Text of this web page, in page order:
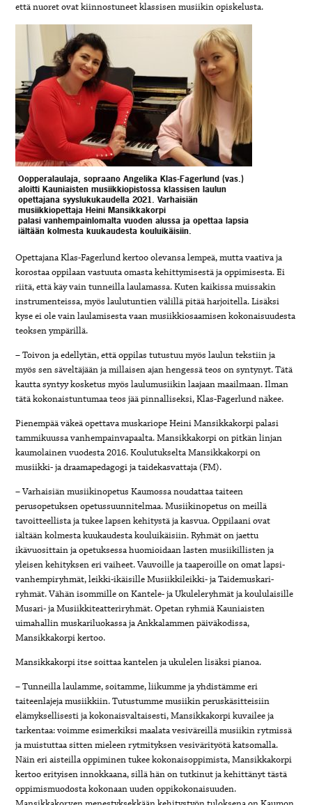
että nuoret ovat kiinnostuneet klassisen musiikin opiskelusta.
Oopperalaulaja, sopraano Angelika Klas-Fagerlund (vas.)
aloitti Kauniaisten musiikkiopistossa klassisen laulun
opettajana syyslukukaudella 2021. Varhaisiän
musiikkiopettaja Heini Mansikkakorpi
palasi vanhempainlomalta vuoden alussa ja opettaa lapsia
iältään kolmesta kuukaudesta kouluikäisiin.
Opettajana Klas-Fagerlund kertoo olevansa lempeä, mutta vaativa ja
korostaa oppilaan vastuuta omasta kehittymisestä ja oppimisesta. Ei
riitä, että käy vain tunneilla laulamassa. Kuten kaikissa muissakin
instrumenteissa, myös laulutuntien välillä pitää harjoitella. Lisäksi
kyse ei ole vain laulamisesta vaan musiikkiosaamisen kokonaisuudesta
teoksen ympärillä.
– Toivon ja edellytän, että oppilas tutustuu myös laulun tekstiin ja
myös sen säveltäjään ja millaisen ajan hengessä teos on syntynyt. Tätä
kautta syntyy kosketus myös laulumusiikin laajaan maailmaan. Ilman
tätä kokonaistuntumaa teos jää pinnalliseksi, Klas-Fagerlund näkee.
Pienempää väkeä opettava muskariope Heini Mansikkakorpi palasi
tammikuussa vanhempainvapaalta. Mansikkakorpi on pitkän linjan
kaumolainen vuodesta 2016. Koulutukselta Mansikkakorpi on
musiikki- ja draamapedagogi ja taidekasvattaja (FM).
– Varhaisiän musiikinopetus Kaumossa noudattaa taiteen
perusopetuksen opetussuunnitelmaa. Musiikinopetus on meillä
tavoitteellista ja tukee lapsen kehitystä ja kasvua. Oppilaani ovat
iältään kolmesta kuukaudesta kouluikäisiin. Ryhmät on jaettu
ikävuosittain ja opetuksessa huomioidaan lasten musiikillisten ja
yleisen kehityksen eri vaiheet. Vauvoille ja taaperoille on omat lapsi-
vanhempiryhmät, leikki-ikäisille Musiikkileikki- ja Taidemuskari-
ryhmät. Vähän isommille on Kantele- ja Ukuleleryhmät ja koululaisille
Musari- ja Musiikkiteatteriryhmät. Opetan ryhmiä Kauniaisten
uimahallin muskariluokassa ja Ankkalammen päiväkodissa,
Mansikkakorpi kertoo.
Mansikkakorpi itse soittaa kantelen ja ukulelen lisäksi pianoa.
– Tunneilla laulamme, soitamme, liikumme ja yhdistämme eri
taiteenlajeja musiikkiin. Tutustumme musiikin peruskäsitteisiin
elämyksellisesti ja kokonaisvaltaisesti, Mansikkakorpi kuvailee ja
tarkentaa: voimme esimerkiksi maalata vesiväreillä musiikin rytmissä
ja muistuttaa sitten mieleen rytmityksen vesivärityötä katsomalla.
Näin eri aisteilla oppiminen tukee kokonaisoppimista, Mansikkakorpi
kertoo erityisen innokkaana, sillä hän on tutkinut ja kehittänyt tästä
oppimismuodosta kokonaan uuden oppikokonaisuuden.